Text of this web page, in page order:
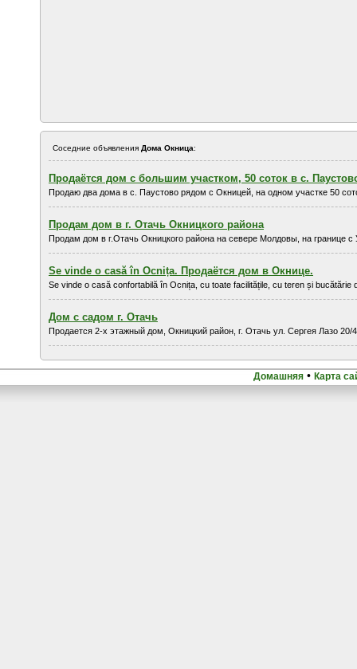
Соседние объявления Дома Окница:
Продаётся дом с большим участком, 50 соток в с.
Продаю два дома в с. Паустово рядом с Окницей, на одном участке 50
Продам дом в г. Отачь Окницкого района
Продам дом в г.Отачь Окницкого района на севере Молдовы, на границе
Se vinde o casă în Ocnița. Продаётся дом в Окнице.
Se vinde o casă confortabilă în Ocnița, cu toate facilitățile, cu teren și
Дом с садом г. Отачь
Продается 2-х этажный дом, Окницкий район, г. Отачь ул. Сергея Лазо
Домашняя • Карта